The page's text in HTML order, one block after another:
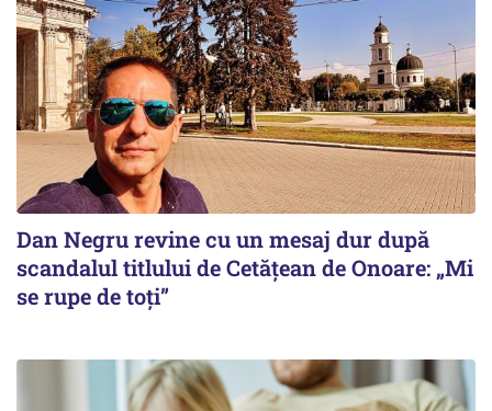
Dan Negru revine cu un mesaj dur după
scandalul titlului de Cetățean de Onoare: „Mi
se rupe de toți”